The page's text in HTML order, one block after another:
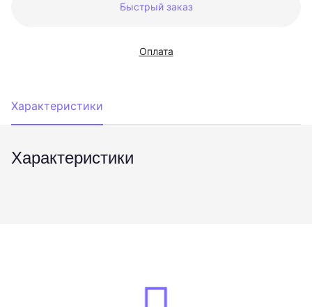
Быстрый заказ
Оплата
Характеристики
Характеристики